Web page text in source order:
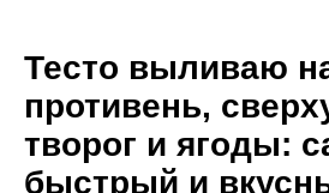
Тесто выливаю
противень,
творог и ягоды:
быстрый и